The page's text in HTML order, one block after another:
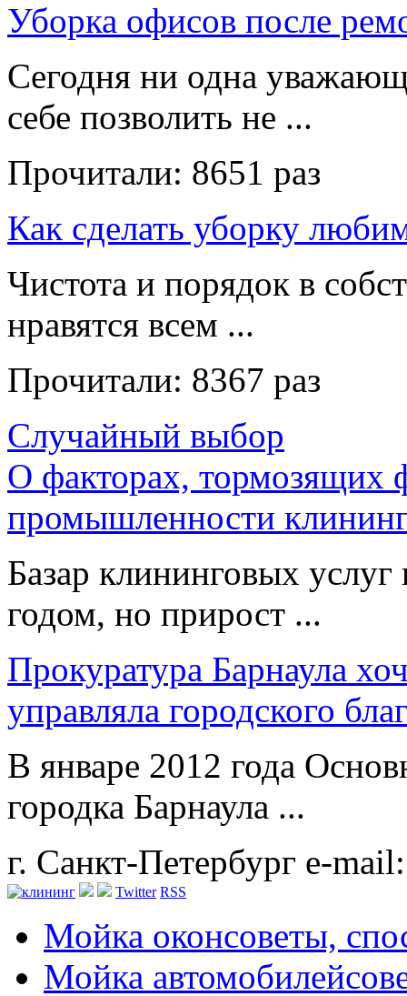
Уборка офисов после
Сегодня ни одна
себе позволить не ...
Прочитали: 8651 раз
Как сделать уборку
Чистота и порядок в
нравятся всем ...
Прочитали: 8367 раз
Случайный выбор
О факторах, тормозящих
промышленности
Базар клининговых
годом, но прирост ...
Прокуратура Барнаула
управляла городского
В январе 2012 года
городка Барнаула ...
г. Санкт-Петербург e-
Twitter RSS
Мойка оконсоветы,
Мойка автомобилей